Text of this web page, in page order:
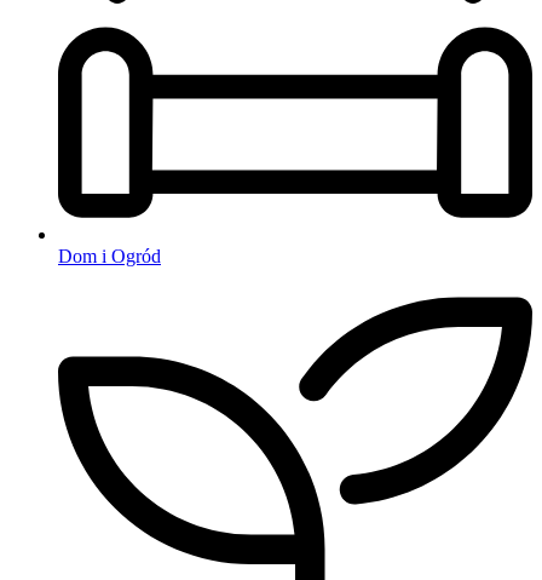
Dom i Ogród